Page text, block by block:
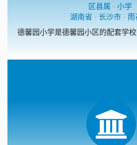
区县属 - 小学
湖南省 - 长沙市 - 雨